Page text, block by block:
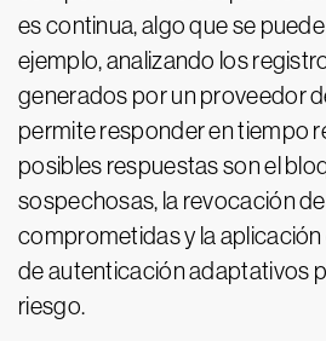
es continua, algo que se
ejemplo, analizando los
generados por un proveedor
permite responder en tiempo
posibles respuestas son el
sospechosas, la revocación
comprometidas y la
de autenticación adaptativos
riesgo.